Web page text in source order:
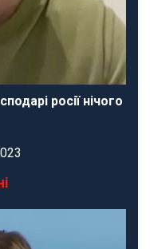
росії нічого